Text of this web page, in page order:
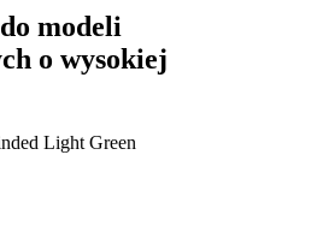
modeli
o wysokiej
Light Green